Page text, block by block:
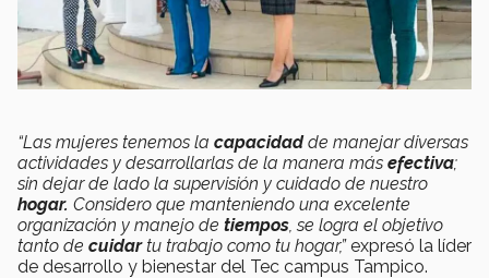
“Las mujeres tenemos la capacidadde manejar diversas
actividades y desarrollarlas de la manera más efectiva;
sin dejar de lado la supervisión y cuidado de nuestro
hogar. Considero que manteniendo una excelente
organización y manejo de tiempos , se logra el objetivo
tanto de cuidartu trabajo como tu hogar,”expresó la líder
de desarrollo y bienestar del Tec campus Tampico.